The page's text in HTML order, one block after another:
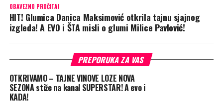
OBAVEZNO PROČITAJ
HIT! Glumica Danica Maksimović otkrila tajnu sjajnog
izgleda! A EVO i ŠTA misli o glumi Milice Pavlović!
PREPORUKA ZA VAS
OTKRIVAMO – TAJNE VINOVE LOZE NOVA
SEZONA stiže na kanal SUPERSTAR! A evo i
KADA!